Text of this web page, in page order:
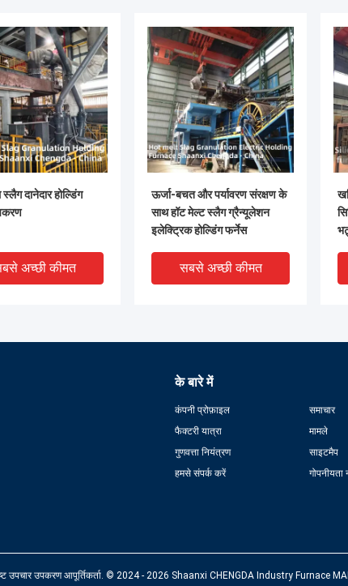
स्लैग दानेदार होल्डिंग
अच्छी कीमत
ऊर्जा-बचत और पर्यावरण संरक्षण के
साथ हॉट मेल्ट स्लैग ग्रैन्यूलेशन
इलेक्ट्रिक होल्डिंग फर्नेस
सबसे अच्छी कीमत
अच्छी कीमत सबसे अच्छी कीमत
के बारे में
कंपनी प्रोफ़ाइल
फैक्टरी यात्रा
गुणवत्ता नियंत्रण
हमसे संपर्क करें
समाचार
मामले
साइटमैप
गोपनीयता
उपचार उपकरण आपूर्तिकर्ता. © 2024 - 2026 Shaanxi CHENGDA Industry Furnace